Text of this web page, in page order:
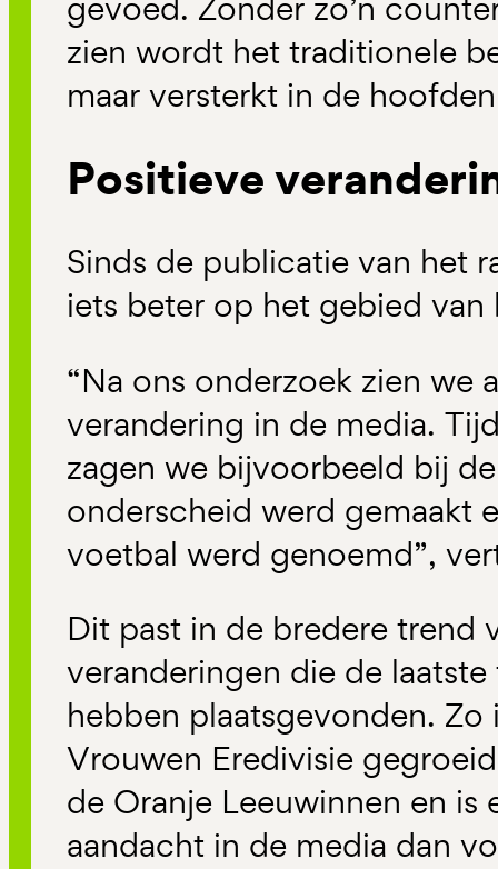
gevoed. Zonder zo’n
zien wordt het traditionele
maar versterkt in de
Positieve
Sinds de publicatie van het
iets beter op het gebied
“Na ons onderzoek zien we
verandering in de media.
zagen we bijvoorbeeld bij
onderscheid werd gemaakt
voetbal werd genoemd”,
Dit past in de bredere trend
veranderingen die de
hebben plaatsgevonden.
Vrouwen Eredivisie
de Oranje Leeuwinnen en is
aandacht in de media dan